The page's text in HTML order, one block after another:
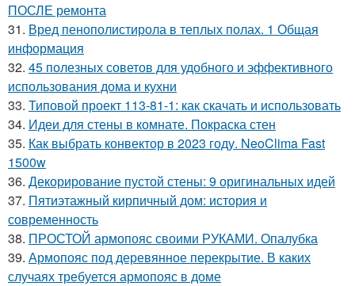
ПОСЛЕ ремонта
31. Вред пенополистирола в теплых полах. 1 Общая
информация
32. 45 полезных советов для удобного и эффективного
использования дома и кухни
33. Типовой проект 113-81-1: как скачать и использовать
34. Идеи для стены в комнате. Покраска стен
35. Как выбрать конвектор в 2023 году. NeoClima Fast
1500w
36. Декорирование пустой стены: 9 оригинальных идей
37. Пятиэтажный кирпичный дом: история и
современность
38. ПРОСТОЙ армопояс своими РУКАМИ. Опалубка
39. Армопояс под деревянное перекрытие. В каких
случаях требуется армопояс в доме